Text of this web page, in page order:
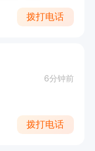
拨打电话
6分钟前
拨打电话